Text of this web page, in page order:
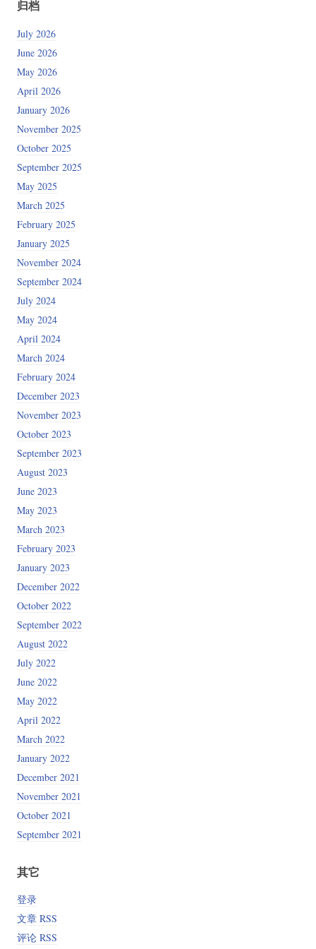
归档
July 2026
June 2026
May 2026
April 2026
January 2026
November 2025
October 2025
September 2025
May 2025
March 2025
February 2025
January 2025
November 2024
September 2024
July 2024
May 2024
April 2024
March 2024
February 2024
December 2023
November 2023
October 2023
September 2023
August 2023
June 2023
May 2023
March 2023
February 2023
January 2023
December 2022
October 2022
September 2022
August 2022
July 2022
June 2022
May 2022
April 2022
March 2022
January 2022
December 2021
November 2021
October 2021
September 2021
其它
登录
文章 RSS
评论 RSS